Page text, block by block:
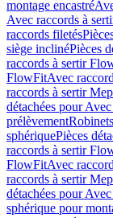
montage encastré
Avec raccords à
raccords filetés
siège inclinéPièces
raccords à sertir
FlowFitAvec
raccords à sertir
détachées pour
prélèvement
sphériquePièces
raccords à sertir
FlowFitAvec
raccords à sertir
détachées pour
sphérique pour